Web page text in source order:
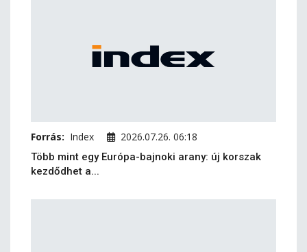
Forrás: Index 2026.07.26. 06:18
Több mint egy Európa-bajnoki arany: új korszak
kezdődhet a...